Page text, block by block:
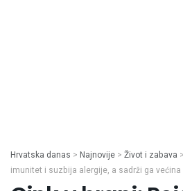
Hrvatska danas > Najnovije > Život i zabava >
imunitet i suzbija alergije, a sadrži ga